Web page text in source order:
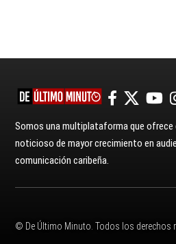
Somos una multiplataforma que
noticioso de mayor crecimiento en
comunicación caribeña.
© De Último Minuto. Todos los derechos